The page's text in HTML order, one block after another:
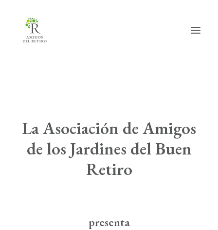
Actividades
Actualidad
Info útil
Boletín de Noticias
La Asociación de Amigos
de los Jardines del Buen
Retiro
presenta